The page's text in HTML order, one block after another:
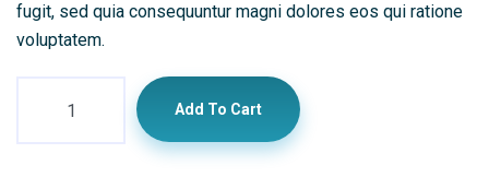
fugit, sed quia consequuntur magni dolores eos qui ratione
voluptatem.
Add To Cart